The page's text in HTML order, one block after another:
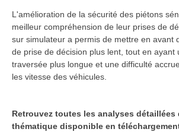
L'amélioration de la sécurité des piétons
meilleur compréhension de leur prises de
sur simulateur a permis de mettre en avant
de prise de décision plus lent, tout en ayant
traversée plus longue et une difficulté
les vitesse des véhicules.
Retrouvez toutes les analyses détaillées
thématique disponible en